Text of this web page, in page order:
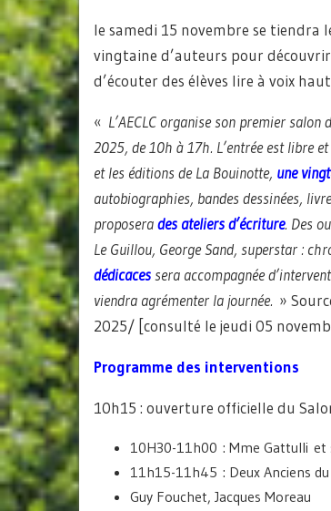
le samedi 15 novembre se tiendra
vingtaine d’auteurs pour
d’écouter des élèves lire à voix
« L’AECLC organise son premier
2025, de 10h à 17h. L’entrée est libre
et les éditions de La Bouinotte, une
autobiographies, bandes dessinées,
proposerades ateliers d’écriture. Des
Le Guillou, George Sand, superstar :
dédicaces sera accompagnée
viendra agrémenter la journée. »
2025/ [consulté le jeudi 05
Programme des interventions
10h15 : ouverture officielle du
10H30-11h00 : Mme Gattulli et
11h15-11h45 : Deux Anciens
Guy Fouchet, Jacques Moreau